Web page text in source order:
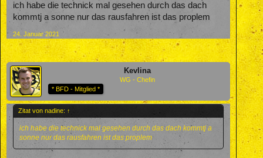
ich habe die technick mal gesehen durch das dach
kommtj a sonne nur das rausfahren ist das proplem
24. Januar 2021
Kevlina
WG - Chefin
* BFD - Mitglied *
Zitat von nadine: ↑
ich habe die technick mal gesehen durch das dach kommtj a
sonne nur das rausfahren ist das proplem